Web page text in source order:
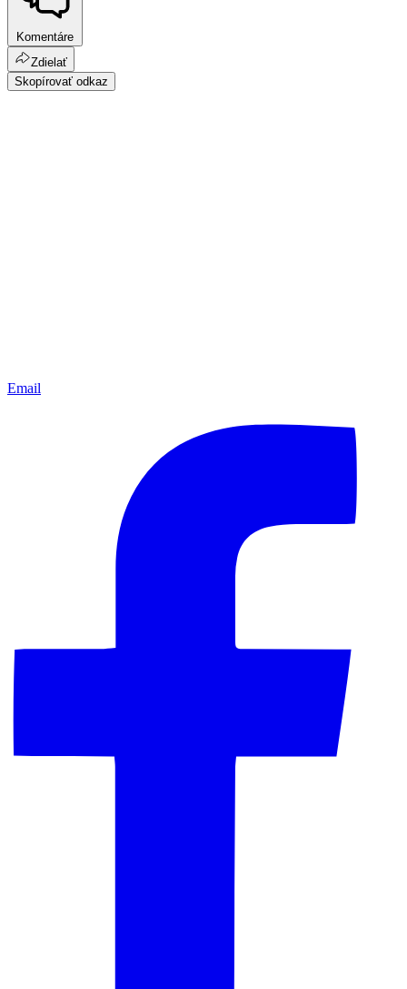
Komentáre
Zdielať
Skopírovať odkaz
Email